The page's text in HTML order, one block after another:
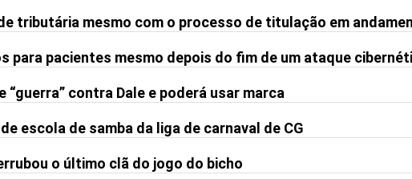
tributária mesmo com o processo de titulação em
para pacientes mesmo depois do fim de um ataque
“guerra” contra Dale e poderá usar marca
escola de samba da liga de carnaval de CG
o último clã do jogo do bicho